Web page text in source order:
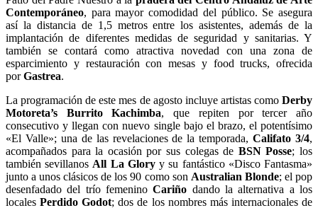
Contemporáneo, para mayor comodidad del público. Se asegura
así la distancia de 1,5 metros entre los asistentes, además de la
implantación de diferentes medidas de seguridad y sanitarias. Y
también se contará como atractiva novedad con una zona de
esparcimiento y restauración con mesas y food trucks, ofrecida
porGastrea.
La programación de este mes de agosto incluye artistas como Derby
Motoreta’s Burrito Kachimba, que repiten por tercer año
consecutivo y llegan con nuevo single bajo el brazo, el potentísimo
«El Valle»; una de las revelaciones de la temporada,Califato 3/4,
acompañados para la ocasión por sus colegas de BSN Posse; los
también sevillanos All La Gloryy su fantástico «Disco Fantasma»
junto a unos clásicos de los 90 como son Australian Blonde; el pop
desenfadado del trío femeninoCariño dando la alternativa a los
localesPerdido Godot; dos de los nombres más internacionales de